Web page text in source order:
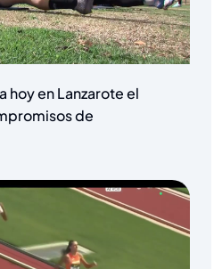
hoy en Lanzarote el
de